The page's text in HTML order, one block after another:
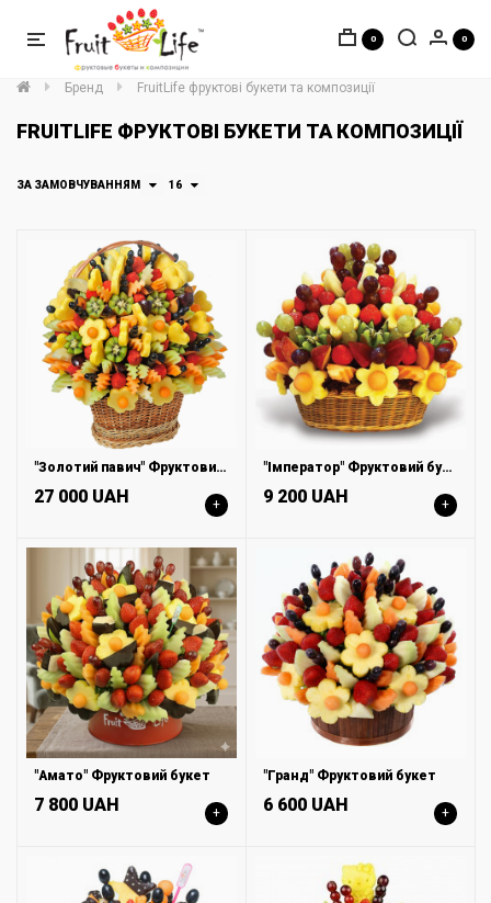
0 0
Бренд FruitLife фруктові букети та композиції
FRUITLIFE ФРУКТОВІ БУКЕТИ ТА КОМПОЗИЦІЇ
ЗА ЗАМОВЧУВАННЯМ 16
"Золотий павич" Фруктовий букет
27 000 UAH +
"Імператор" Фруктовий букет
9 200 UAH +
"Амато" Фруктовий букет
7 800 UAH +
"Гранд" Фруктовий букет
6 600 UAH +